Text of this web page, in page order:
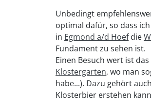
Unbedingt
optimal dafür, so dass
in Egmond a/d Hoefdie
Fundament zu sehen ist.
Einen Besuch wert ist das
Klostergarten, wo man
habe...). Dazu gehört
Klosterbier erstehen